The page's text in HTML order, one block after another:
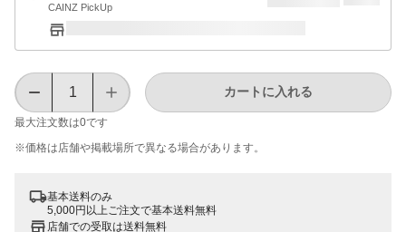
CAINZ PickUp
最大注文数は0です
カートに入れる
※価格は​店舗や​掲載場所で​異なる​場合が​あります。
基本送料のみ
5,000円以上ご注文で基本送料無料
店舗での受取は送料無料